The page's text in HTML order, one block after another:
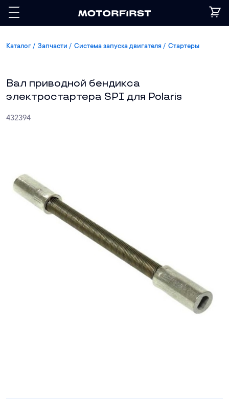
Каталог Запчасти Система запуска двигателя Стартеры
Вал приводной бендикса
электростартера SPI для Polaris
432394